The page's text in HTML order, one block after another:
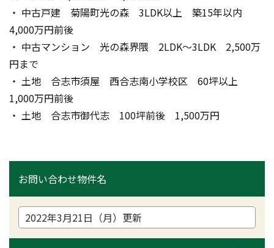
・ 中古戸建　菊陽町光の森　3LDK以上　築15年以内
4,000万円前後
・ 中古マンション　光の森界隈　2LDK～3LDK　2,500万
円まで
・ 土地　合志市須屋　西合志南小学校区　60坪以上
1,000万円前後
・ 土地　合志市御代志　100坪前後　1,500万円
お問い合わせ物件名